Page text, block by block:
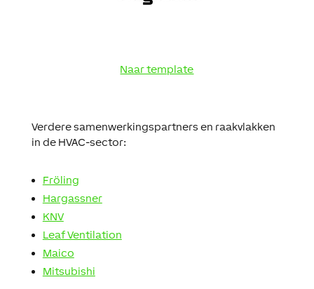
Naar template
Verdere samenwerkingspartners en raakvlakken
in de HVAC-sector:
Fröling
Hargassner
KNV
Leaf Ventilation
Maico
Mitsubishi